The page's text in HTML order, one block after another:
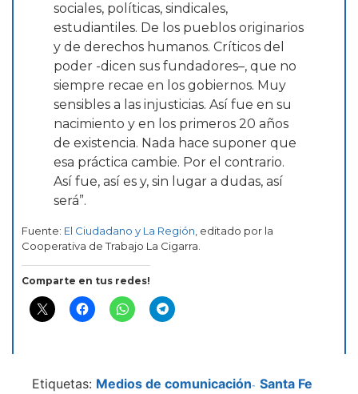
sociales, políticas, sindicales,
estudiantiles. De los pueblos originarios
y de derechos humanos. Críticos del
poder -dicen sus fundadores–, que no
siempre recae en los gobiernos. Muy
sensibles a las injusticias. Así fue en su
nacimiento y en los primeros 20 años
de existencia. Nada hace suponer que
esa práctica cambie. Por el contrario.
Así fue, así es y, sin lugar a dudas, así
será”.
Fuente: El Ciudadano y La Región , editado por la
Cooperativa de Trabajo La Cigarra.
Comparte en tus redes!
Etiquetas: Medios de comunicación- Santa Fe